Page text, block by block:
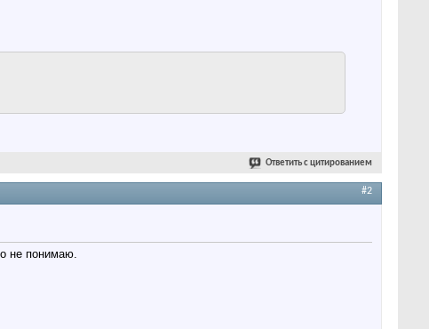
Ответить с цитированием
#2
не понимаю.